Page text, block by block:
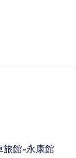
旅館-永康館
-永康館